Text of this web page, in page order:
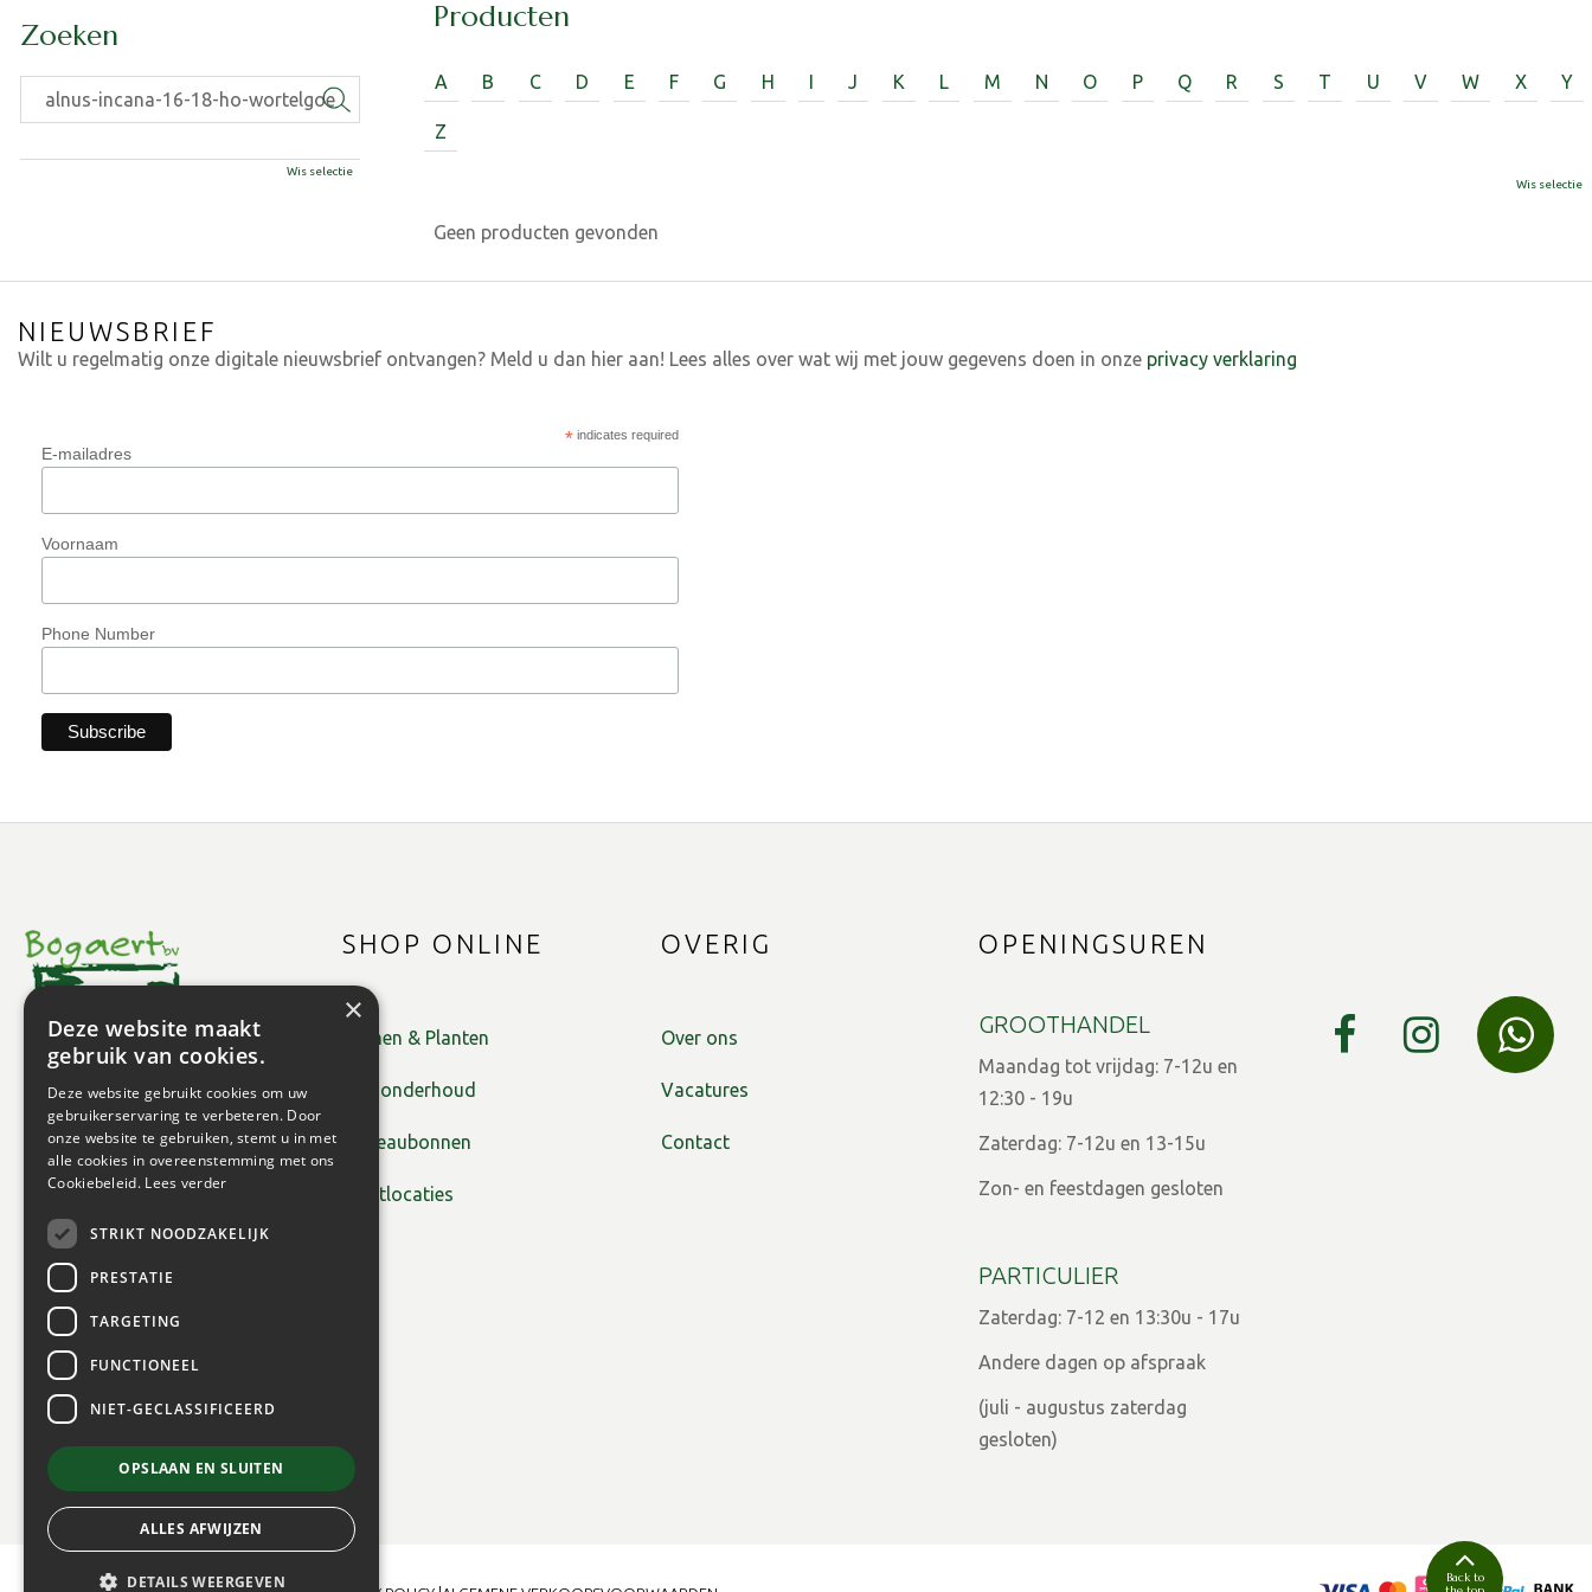
Producten
A B C D E F G H I J K L M N O P Q R S T U V W X Y
Z
Wis selectie
Geen producten gevonden
Zoeken
Wis selectie
NIEUWSBRIEF
Wilt u regelmatig onze digitale nieuwsbrief ontvangen? Meld u dan hier aan! Lees alles over wat wij met jouw gegevens doen in onze privacy verklaring
*indicates required
E-mailadres
Voornaam
Phone Number
SHOP ONLINE
Bomen & Planten
Tuinonderhoud
Cadeaubonnen
Plantlocaties
OVERIG
Over ons
Vacatures
Contact
OPENINGSUREN
GROOTHANDEL
Maandag tot vrijdag: 7-12u en
12:30 - 19u
Zaterdag: 7-12u en 13-15u
Zon- en feestdagen gesloten
PARTICULIER
Zaterdag: 7-12 en 13:30u - 17u
Andere dagen op afspraak
(juli - augustus zaterdag
gesloten)
Back to
×
Deze website maakt
gebruik van cookies.
Deze website gebruikt cookies om uw
gebruikerservaring te verbeteren. Door
onze website te gebruiken, stemt u in met
alle cookies in overeenstemming met ons
Cookiebeleid. Lees verder
STRIKT NOODZAKELIJK
PRESTATIE
TARGETING
FUNCTIONEEL
NIET-GECLASSIFICEERD
OPSLAAN EN SLUITEN
ALLES AFWIJZEN
DETAILS WEERGEVEN